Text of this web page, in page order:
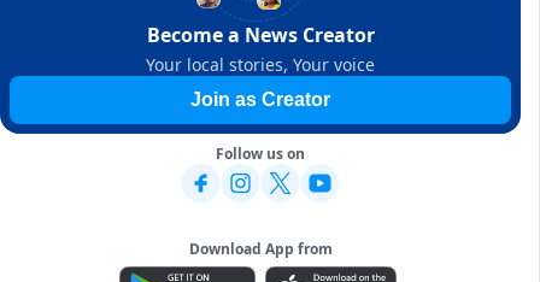
Become a News Creator
Your local stories, Your voice
Join as Creator
Follow us on
Download App from